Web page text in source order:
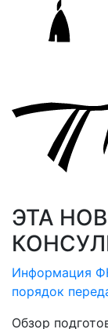
ЭТА
Информация
порядок
Обзор